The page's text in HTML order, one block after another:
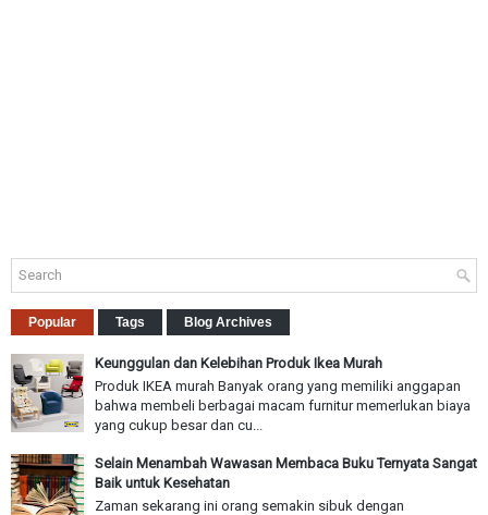
Popular Tags Blog Archives
Keunggulan dan Kelebihan Produk Ikea Murah
Produk IKEA murah Banyak orang yang memiliki anggapan
bahwa membeli berbagai macam furnitur memerlukan biaya
yang cukup besar dan cu...
Selain Menambah Wawasan Membaca Buku Ternyata Sangat
Baik untuk Kesehatan
Zaman sekarang ini orang semakin sibuk dengan